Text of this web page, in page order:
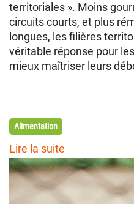
territoriales ». Moins
circuits courts, et plus
longues, les filières
véritable réponse pour
mieux maîtriser leurs
Alimentation
Lire la suite